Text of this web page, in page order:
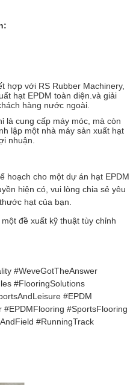
hợp với RS Rubber Machinery,
hạt EPDM toàn diện.và giải
hàng nước ngoài.
là cung cấp máy móc, mà còn
lập một nhà máy sản xuất hạt
nhuận.
hoạch cho một dự án hạt EPDM
hiện có, vui lòng chia sẻ yêu
hạt của bạn.
đề xuất kỹ thuật tùy chỉnh
#WeveGotTheAnswer
#FlooringSolutions
#EPDM
#SportsFlooring
#RunningTrack